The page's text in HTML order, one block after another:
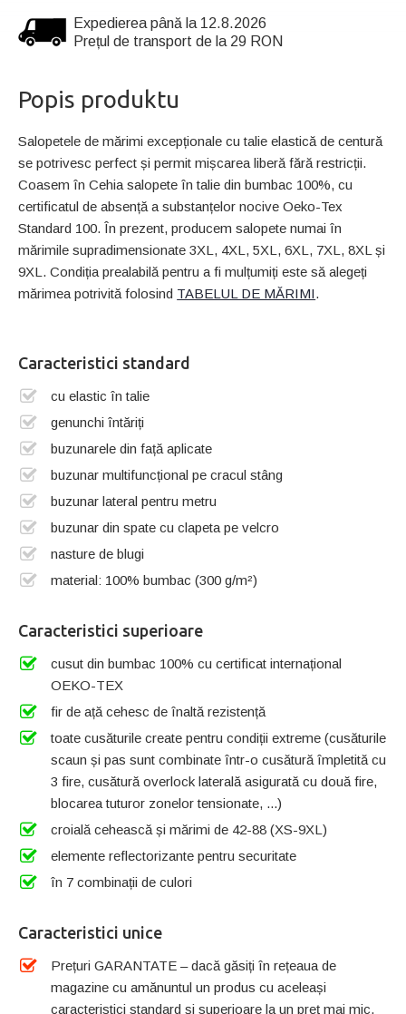
Expedierea până la 12.8.2026
Prețul de transport de la 29 RON
Popis produktu
Salopetele de mărimi excepționale cu talie elastică de centură
se potrivesc perfect și permit mișcarea liberă fără restricții.
Coasem în Cehia salopete în talie din bumbac 100%, cu
certificatul de absență a substanțelor nocive Oeko-Tex
Standard 100. În prezent, producem salopete numai în
mărimile supradimensionate 3XL, 4XL, 5XL, 6XL, 7XL, 8XL și
9XL. Condiția prealabilă pentru a fi mulțumiți este să alegeți
mărimea potrivită folosind TABELUL DE MĂRIMI.
Caracteristici standard
cu elastic în talie
genunchi întăriți
buzunarele din față aplicate
buzunar multifuncțional pe cracul stâng
buzunar lateral pentru metru
buzunar din spate cu clapeta pe velcro
nasture de blugi
material: 100% bumbac (300 g/m²)
Caracteristici superioare
cusut din bumbac 100% cu certificat internațional
OEKO-TEX
fir de ață cehesc de înaltă rezistență
toate cusăturile create pentru condiții extreme (cusăturile
scaun și pas sunt combinate într-o cusătură împletită cu
3 fire, cusătură overlock laterală asigurată cu două fire,
blocarea tuturor zonelor tensionate, ...)
croială cehească și mărimi de 42-88 (XS-9XL)
elemente reflectorizante pentru securitate
în 7 combinații de culori
Caracteristici unice
Prețuri GARANTATE – dacă găsiți în rețeaua de
magazine cu amănuntul un produs cu aceleași
caracteristici standard și superioare la un preț mai mic,